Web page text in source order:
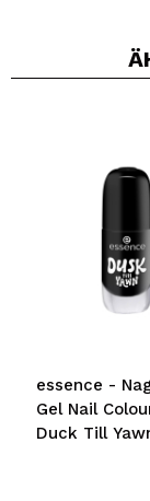
essence -
Gel Nail
Duck Till